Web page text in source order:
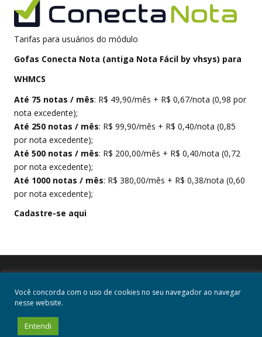
Tarifas para usuários do módulo
Gofas Conecta Nota (antiga Nota Fácil by vhsys) para
WHMCS
Até 75 notas / mês: R$ 49,90/mês + R$ 0,67/nota (0,98 por
nota excedente);
Até 250 notas / mês: R$ 99,90/mês + R$ 0,40/nota (0,85
por nota excedente);
Até 500 notas / mês: R$ 200,00/mês + R$ 0,40/nota (0,72
por nota excedente);
Até 1000 notas / mês: R$ 380,00/mês + R$ 0,38/nota (0,60
por nota excedente);
Cadastre-se aqui
Você concorda com o uso de cookies no seu navegador ao navegar
nesse website.
Entendi